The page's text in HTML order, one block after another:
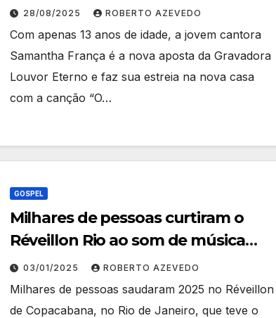
Amor Que Cura”
28/08/2025 ROBERTO AZEVEDO
Com apenas 13 anos de idade, a jovem cantora
Samantha França é a nova aposta da Gravadora
Louvor Eterno e faz sua estreia na nova casa
com a canção “O…
GOSPEL
Milhares de pessoas curtiram o
Réveillon Rio ao som de música
gospel no Palco Leme
03/01/2025 ROBERTO AZEVEDO
Milhares de pessoas saudaram 2025 no Réveillon
de Copacabana, no Rio de Janeiro, que teve o